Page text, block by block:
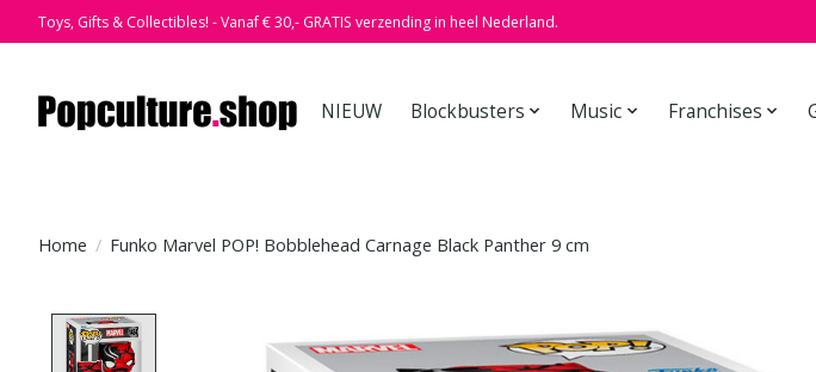
Toys, Gifts & Collectibles! - Vanaf € 30,- GRATIS verzending in heel Nederland.
NIEUW Blockbusters Music Franchises
Home / Funko Marvel POP! Bobblehead Carnage Black Panther 9 cm